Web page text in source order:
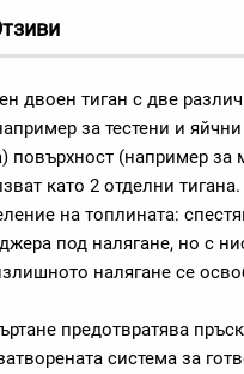
двоен тиган с две
за тестени и
повърхност (например за
като 2 отделни тигана.
на топлината:
под налягане, но с
налягане се
предотвратява
система за